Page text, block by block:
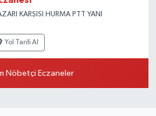
KARŞISI HURMA PTT YANI
Yol Tarifi Al
Nöbetçi Eczaneler